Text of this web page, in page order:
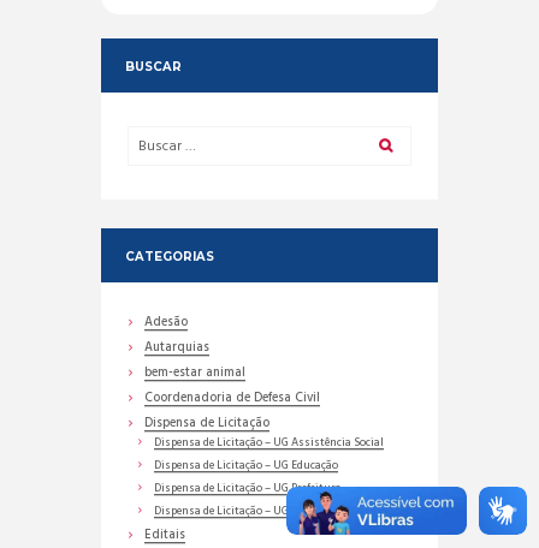
BUSCAR
CATEGORIAS
Adesão
Autarquias
bem-estar animal
Coordenadoria de Defesa Civil
Dispensa de Licitação
Dispensa de Licitação – UG Assistência Social
Dispensa de Licitação – UG Educação
Dispensa de Licitação – UG Prefeitura
Dispensa de Licitação – UG Saúde
Editais